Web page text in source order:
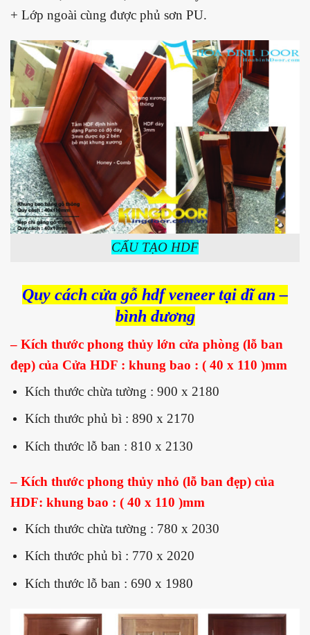
+ Lớp ngoài cùng được phủ sơn PU.
CẤU TẠO HDF
Quy cách cửa gỗ hdf veneer tại dĩ an –
bình dương
– Kích thước phong thủy lớn cửa phòng (lỗ ban
đẹp) của Cửa HDF : khung bao : ( 40 x 110 )mm
Kích thước chừa tường : 900 x 2180
Kích thước phủ bì : 890 x 2170
Kích thước lỗ ban : 810 x 2130
– Kích thước phong thủy nhỏ (lỗ ban đẹp) của
HDF: khung bao : ( 40 x 110 )mm
Kích thước chừa tường : 780 x 2030
Kích thước phủ bì : 770 x 2020
Kích thước lỗ ban : 690 x 1980